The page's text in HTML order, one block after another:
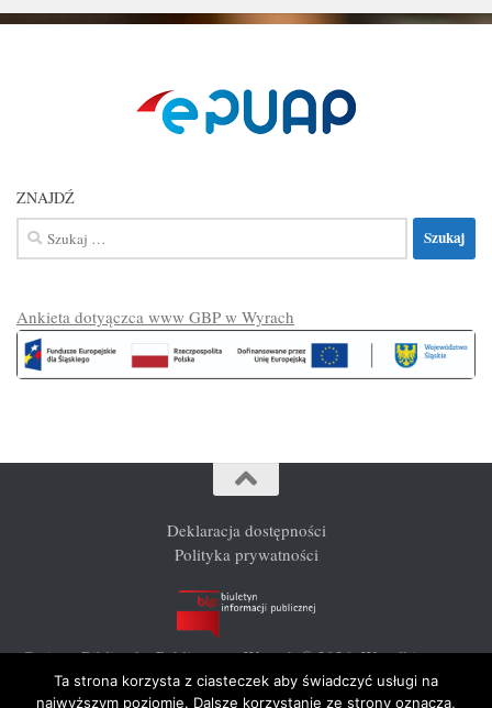
ZNAJDŹ
Szukaj:
Ankieta dotyączca www GBP w Wyrach
Deklaracja dostępności
Polityka prywatności
Gminna Biblioteka Publiczna w Wyrach © 2026. Wszelkie prawa
zastrzeżone.
Ta strona korzysta z ciasteczek aby świadczyć usługi na
najwyższym poziomie. Dalsze korzystanie ze strony oznacza,